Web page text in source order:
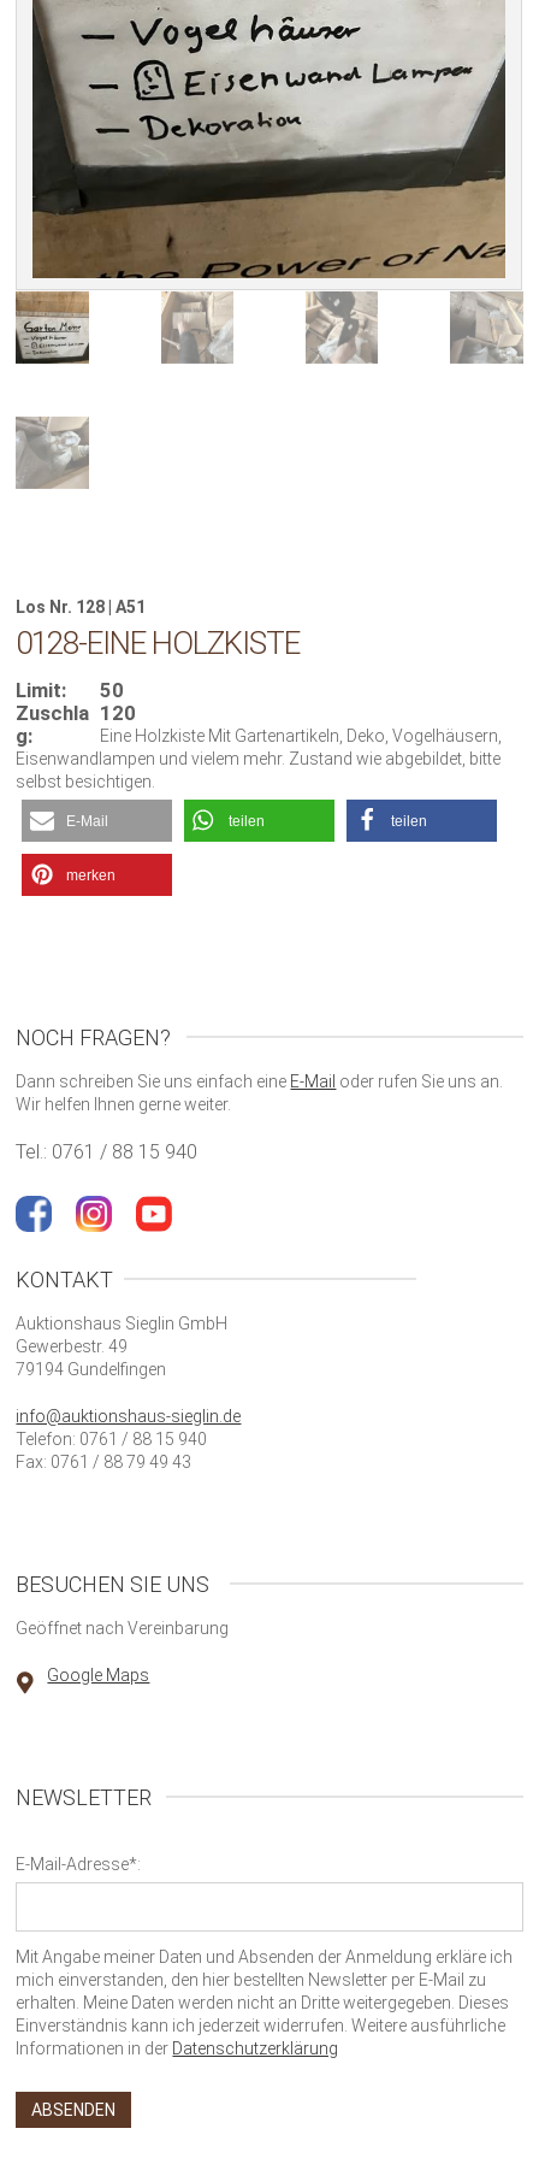
Los Nr. 128 | A51
0128-EINE HOLZKISTE
Limit:
50
Zuschla
g:
120
Eine Holzkiste Mit Gartenartikeln, Deko, Vogelhäusern,
Eisenwandlampen und vielem mehr. Zustand wie abgebildet, bitte
selbst besichtigen.
E-Mail teilen teilen
merken
NOCH FRAGEN?
Dann schreiben Sie uns einfach eine E-Mail oder rufen Sie uns an.
Wir helfen Ihnen gerne weiter.
Tel.: 0761 / 88 15 940
KONTAKT
Auktionshaus Sieglin GmbH
Gewerbestr. 49
79194 Gundelfingen
info@auktionshaus-sieglin.de
Telefon: 0761 / 88 15 940
Fax: 0761 / 88 79 49 43
BESUCHEN SIE UNS
Geöffnet nach Vereinbarung
Google Maps
NEWSLETTER
E-Mail-Adresse*:
Mit Angabe meiner Daten und Absenden der Anmeldung erkläre ich
mich einverstanden, den hier bestellten Newsletter per E-Mail zu
erhalten. Meine Daten werden nicht an Dritte weitergegeben. Dieses
Einverständnis kann ich jederzeit widerrufen. Weitere ausführliche
Informationen in der Datenschutzerklärung